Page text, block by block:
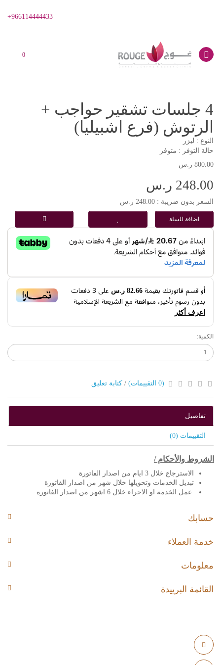
966114444433+
4 جلسات تشقير حواجب +
الرتوش (فرع اشبيليا)
النوع : ليزر
حالة التوفر : متوفر
800.00 ر.س
248.00 ر.س
السعر بدون ضريبة : 248.00 ر.س
اضافة للسلة
أو قسم فاتورتك بقيمة 82.66 ر.س على3دفعات
بدون رسوم تأخير، متوافقة مع الشريعة الإسلامية
اعرف أكثر
الكمية:
(0 التقييمات) / كتابة تعليق
تفاصيل
التقييمات (0)
الشروط والأحكام /
الاسترجاع خلال 3 ايام من اصدار الفاتورة
تبديل الخدمات وتحويلها خلال شهر من اصدار الفاتورة
عمل الخدمة او الاجراء خلال 6 اشهر من اصدار الفاتورة
حسابك
خدمة العملاء
معلومات
القائمة البرييدة